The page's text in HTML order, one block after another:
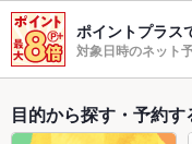
ポイントプラス
対象日時のネット
目的から探す・予約す